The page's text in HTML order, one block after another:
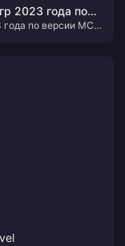
2023 года по
список
по версии MC